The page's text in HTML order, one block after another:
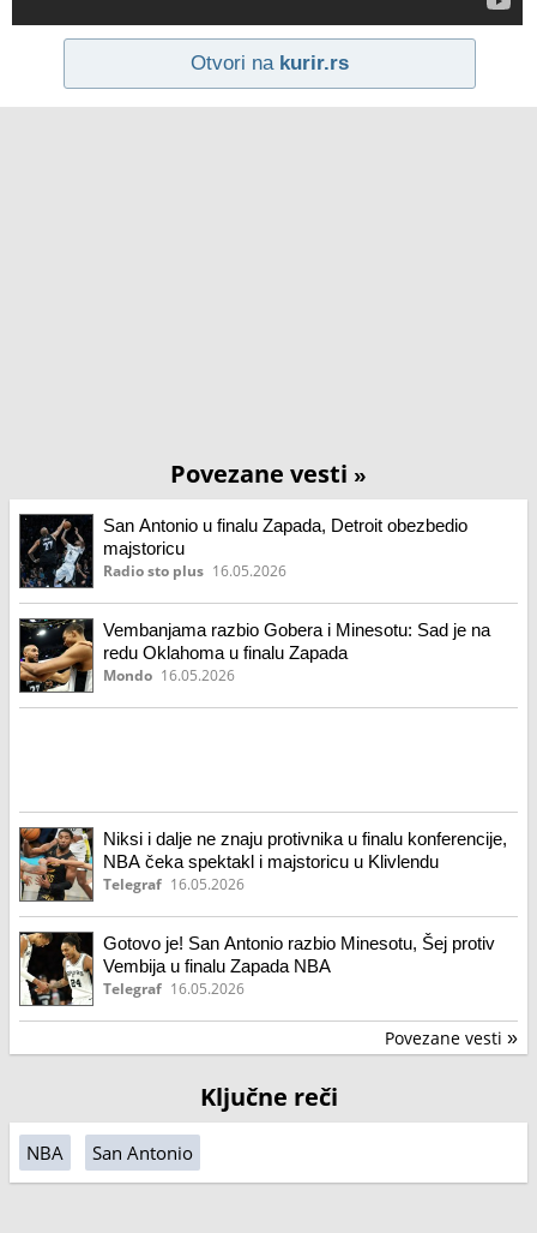
Otvori na kurir.rs
Povezane vesti »
San Antonio u finalu Zapada, Detroit obezbedio
majstoricu
Radio sto plus 16.05.2026
Vembanjama razbio Gobera i Minesotu: Sad je na
redu Oklahoma u finalu Zapada
Mondo 16.05.2026
Niksi i dalje ne znaju protivnika u finalu konferencije,
NBA čeka spektakl i majstoricu u Klivlendu
Telegraf 16.05.2026
Gotovo je! San Antonio razbio Minesotu, Šej protiv
Vembija u finalu Zapada NBA
Telegraf 16.05.2026
Povezane vesti »
Ključne reči
NBA San Antonio